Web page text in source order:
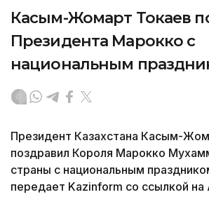
Касым-Жомарт Токаев
Президента Марокко с
национальным
Президент Казахстана Касым-
поздравил Короля Марокко
страны с национальным
передает Kazinform со ссылкой на